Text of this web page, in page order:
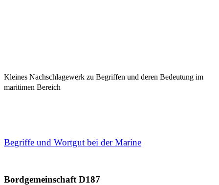
Kleines Nachschlagewerk zu Begriffen und deren Bedeutung im
maritimen Bereich
Begriffe und Wortgut bei der Marine
Bordgemeinschaft D187